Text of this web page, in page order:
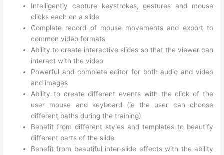
Intelligently capture keystrokes, gestures and mouse
clicks each on a slide
Complete record of mouse movements and export to
common video formats
Ability to create interactive slides so that the viewer can
interact with the video
Powerful and complete editor for both audio and video
and images
Ability to create different events with the click of the
user mouse and keyboard (ie the user can choose
different paths during the training)
Benefit from different styles and templates to beautify
different parts of the slide
Benefit from beautiful inter-slide effects with the ability